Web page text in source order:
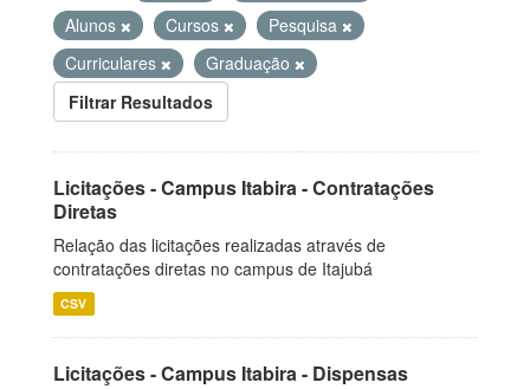
Alunos
Cursos
Pesquisa
Curriculares
Graduação
Filtrar Resultados
Licitações - Campus Itabira - Contratações
Diretas
Relação das licitações realizadas através de
contratações diretas no campus de Itajubá
CSV
Licitações - Campus Itabira - Dispensas